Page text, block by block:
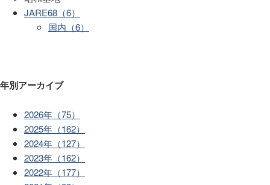
JARE68（6）
国内（6）
年別アーカイブ
2026年（75）
2025年（162）
2024年（127）
2023年（162）
2022年（177）